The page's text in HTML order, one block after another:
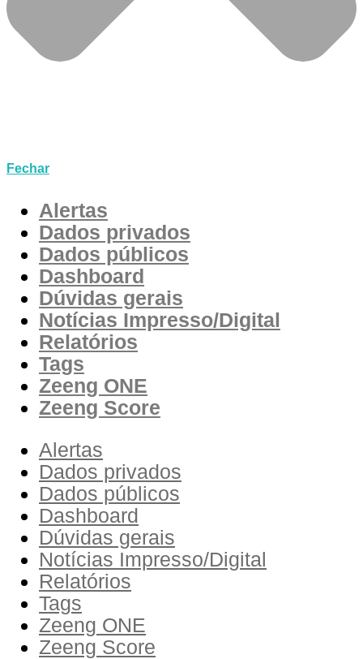
Fechar
Alertas
Dados privados
Dados públicos
Dashboard
Dúvidas gerais
Notícias Impresso/Digital
Relatórios
Tags
Zeeng ONE
Zeeng Score
Alertas
Dados privados
Dados públicos
Dashboard
Dúvidas gerais
Notícias Impresso/Digital
Relatórios
Tags
Zeeng ONE
Zeeng Score